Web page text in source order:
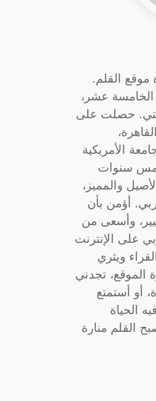
موقع القلم.
الخامسة عشر،
حصلت على
الأمريكية
سنوات
والمميز،
أؤمن بأن
وأسعى من
على الإنترنت
ويثري
الموقع، تجدني
أو أستمتع
الحياة
القلم منارة